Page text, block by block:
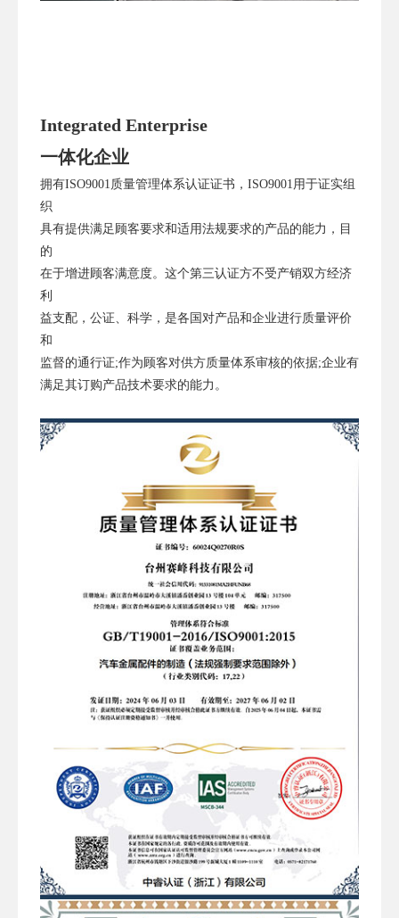
Integrated Enterprise
一体化企业
拥有ISO9001质量管理体系认证证书，ISO9001用于证实组
织
具有提供满足顾客要求和适用法规要求的产品的能力，目
的
在于增进顾客满意度。这个第三认证方不受产销双方经济
利
益支配，公证、科学，是各国对产品和企业进行质量评价
和
监督的通行证;作为顾客对供方质量体系审核的依据;企业有
满足其订购产品技术要求的能力。